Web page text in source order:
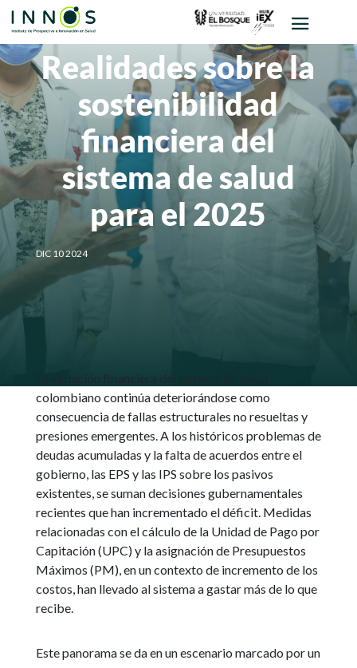
Realidades sobre la
sostenibilidad
financiera del
sistema de salud
para el 2025
DIC 10 2024
colombiano continúa deteriorándose como
consecuencia de fallas estructurales no resueltas y
presiones emergentes. A los históricos problemas de
deudas acumuladas y la falta de acuerdos entre el
gobierno, las EPS y las IPS sobre los pasivos
existentes, se suman decisiones gubernamentales
recientes que han incrementado el déficit. Medidas
relacionadas con el cálculo de la Unidad de Pago por
Capitación (UPC) y la asignación de Presupuestos
Máximos (PM), en un contexto de incremento de los
costos, han llevado al sistema a gastar más de lo que
recibe.
Este panorama se da en un escenario marcado por un